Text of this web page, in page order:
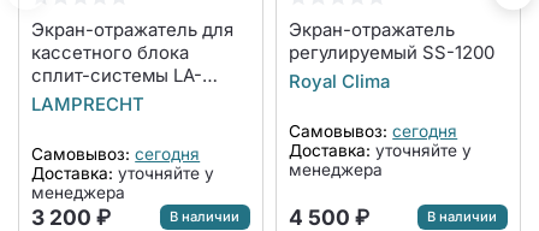
Экран-отражатель для
кассетного блока
сплит-системы LA-
NW600-CA
LAMPRECHT
Самовывоз: сегодня
Доставка: уточняйте у
менеджера
3 200 ₽ В наличии
Экран-отражатель
регулируемый SS-1200
Royal Clima
Самовывоз: сегодня
Доставка: уточняйте у
менеджера
4 500 ₽ В наличии